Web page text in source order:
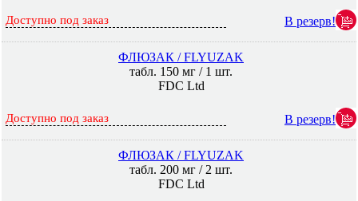
Доступно под заказ В резерв!
ФЛЮЗАК / FLYUZAK
табл. 150 мг / 1 шт.
FDC Ltd
Доступно под заказ В резерв!
ФЛЮЗАК / FLYUZAK
табл. 200 мг / 2 шт.
FDC Ltd